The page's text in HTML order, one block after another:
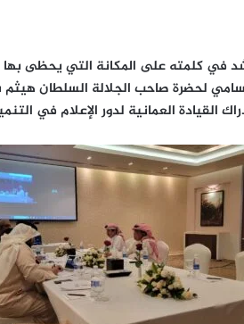
في كلمته على المكانة التي يحظى
لحضرة صاحب الجلالة السلطان
القيادة العمانية لدور الإعلام في